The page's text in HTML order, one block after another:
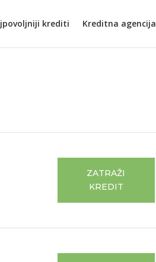
krediti Kreditna agencija
ZATRAŽI
KREDIT